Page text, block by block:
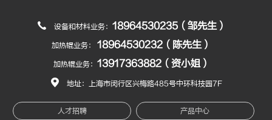
设备和材料业务： 18964530235（邹先生）
加热辊业务： 18964530232（陈先生）
加热辊业务： 13917363882（资小姐）
地址：上海市闵行区兴梅路485号中环科技园7F
人才招聘 产品中心